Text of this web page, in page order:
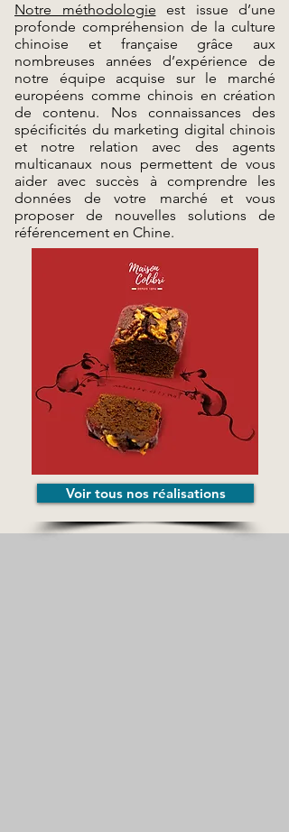
Notre méthodologie est issue d’une
profonde compréhension de la culture
chinoise et française grâce aux
nombreuses années d’expérience de
notre équipe acquise sur le marché
européens comme chinois en création
de contenu. Nos connaissances des
spécificités du marketing digital chinois
et notre relation avec des agents
multicanaux nous permettent de vous
aider avec succès à comprendre les
données de votre marché et vous
proposer de nouvelles solutions de
référencement en Chine.
Voir tous nos réalisations